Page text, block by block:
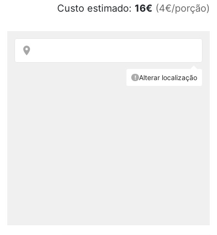
Custo estimado: 16€ (4€/porção)